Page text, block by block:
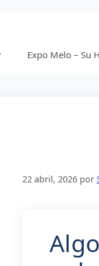
Expo Melo – Su
22 abril, 2026 por